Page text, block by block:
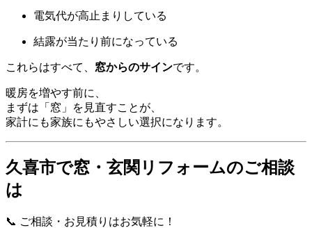
電気代が高止まりしている
結露が当たり前になっている
これらはすべて、 窓からのサインです。
暖房を増やす前に、
まずは「窓」を見直すことが、
家計にも家族にもやさしい選択になります。
久喜市で窓・玄関リフォームのご相談
は
📞 ご相談・お見積りはお気軽に！